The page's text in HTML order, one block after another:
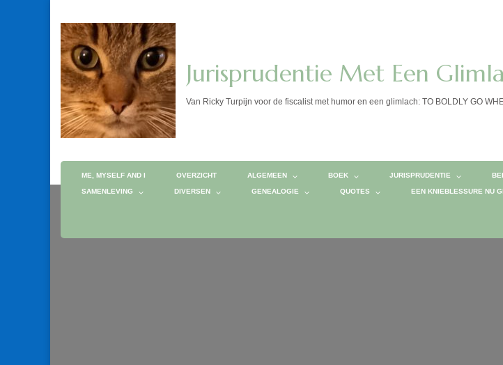
Jurisprudentie Met Een
Van Ricky Turpijn voor de fiscalist met humor en een glimlach: TO BOLDLY GO
ME, MYSELF AND I OVERZICHT ALGEMEEN BOEK JURISPRUDENTIE
SAMENLEVING DIVERSEN GENEALOGIE QUOTES EEN KNIEBLESSURE NU